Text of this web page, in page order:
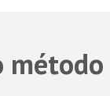
método